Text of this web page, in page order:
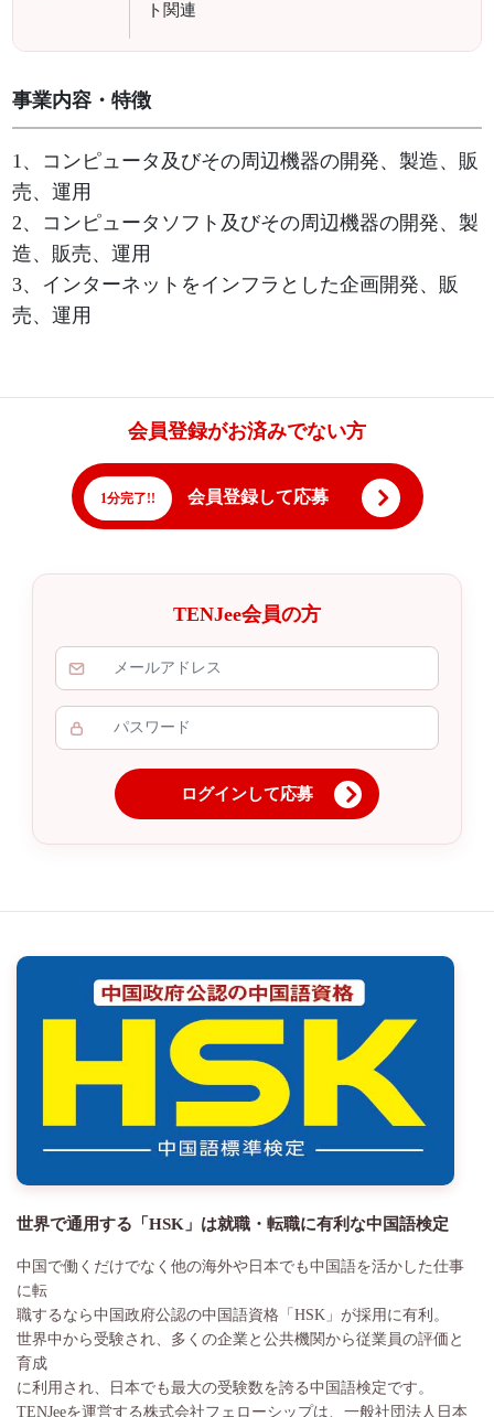
ト関連
事業内容・特徴
1、コンピュータ及びその周辺機器の開発、製造、販
売、運用
2、コンピュータソフト及びその周辺機器の開発、製
造、販売、運用
3、インターネットをインフラとした企画開発、販
売、運用
会員登録がお済みでない方
1分完了!! 会員登録して応募
TENJee会員の方
ログインして応募
世界で通用する「HSK」は就職・転職に有利な中国語検定
中国で働くだけでなく他の海外や日本でも中国語を活かした仕事
に転
職するなら中国政府公認の中国語資格「HSK」が採用に有利。
世界中から受験され、多くの企業と公共機関から従業員の評価と
育成
に利用され、日本でも最大の受験数を誇る中国語検定です。
TENJeeを運営する株式会社フェローシップは、一般社団法人日本